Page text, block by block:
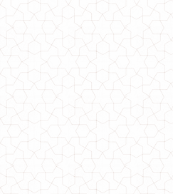
Серый спортивный